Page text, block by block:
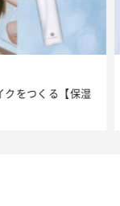
クをつくる【保湿